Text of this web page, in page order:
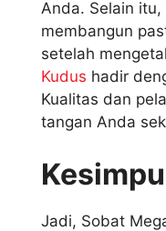
Anda. Selain
membangun
setelah
Kudus hadir
Kualitas dan
tangan Anda
Jadi, Sobat